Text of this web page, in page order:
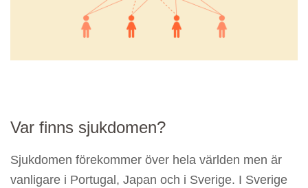
Var finns sjukdomen?
Sjukdomen förekommer över hela världen men är
vanligare i Portugal, Japan och i Sverige. I Sverige